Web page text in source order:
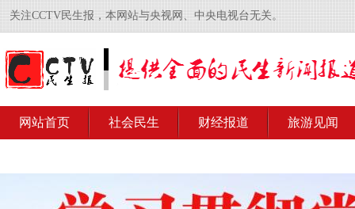
关注CCTV民生报，本网站与央视网、中央电视台无关。
网站首页 社会民生 财经报道 旅游见闻